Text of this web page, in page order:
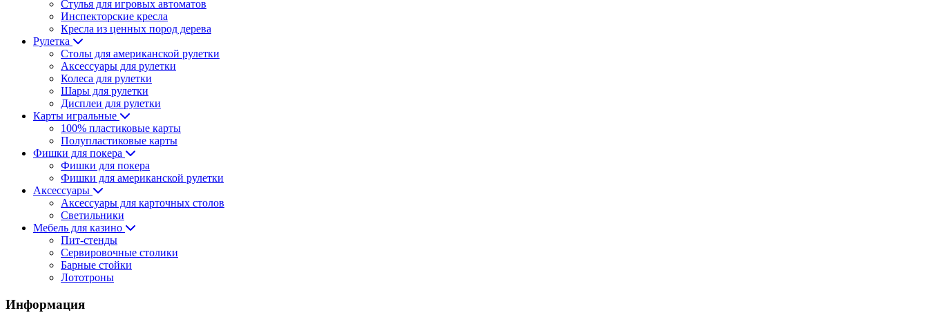
Стулья для игровых автоматов
Инспекторские кресла
Кресла из ценных пород дерева
Рулетка
Столы для американской рулетки
Аксессуары для рулетки
Колеса для рулетки
Шары для рулетки
Дисплеи для рулетки
Карты игральные
100% пластиковые карты
Полупластиковые карты
Фишки для покера
Фишки для покера
Фишки для американской рулетки
Аксессуары
Аксессуары для карточных столов
Светильники
Мебель для казино
Пит-стенды
Сервировочные столики
Барные стойки
Лототроны
Информация